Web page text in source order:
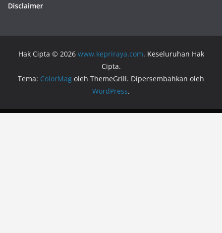
Disclaimer
Hak Cipta © 2026 www.kepriraya.com. Keseluruhan Hak
Cipta.
Tema: ColorMag oleh ThemeGrill. Dipersembahkan oleh
WordPress.